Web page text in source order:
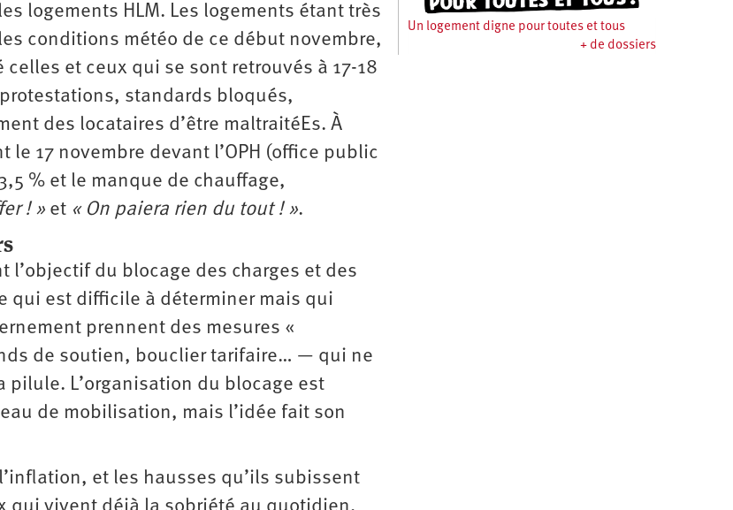
logements HLM. Les logements étant très
conditions météo de ce début novembre,
et ceux qui se sont retrouvés à 17-18
standards bloqués,
des locataires d’être maltraitéEs. À
17 novembre devant l’OPH (office public
% et le manque de chauffage,
! » et « On paiera rien du tout ! ».
l’objectif du blocage des charges et des
qui est difficile à déterminer mais qui
prennent des mesures «
de soutien, bouclier tarifaire… — qui ne
L’organisation du blocage est
de mobilisation, mais l’idée fait son
et les hausses qu’ils subissent
Un logement digne pour toutes et tous
+ de dossiers